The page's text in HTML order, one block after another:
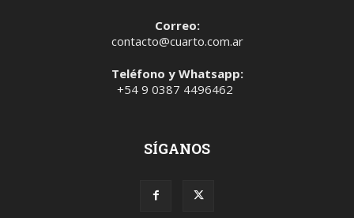
Correo:
contacto@cuarto.com.ar
Teléfono y Whatsapp:
+54 9 0387 4496462
SÍGANOS